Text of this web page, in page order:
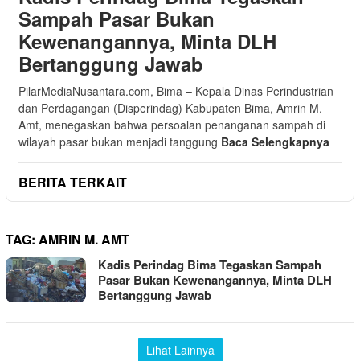
Sampah Pasar Bukan
Kewenangannya, Minta DLH
Bertanggung Jawab
PilarMediaNusantara.com, Bima – Kepala Dinas Perindustrian
dan Perdagangan (Disperindag) Kabupaten Bima, Amrin M.
Amt, menegaskan bahwa persoalan penanganan sampah di
wilayah pasar bukan menjadi tanggung Baca Selengkapnya
BERITA TERKAIT
TAG: AMRIN M. AMT
Kadis Perindag Bima Tegaskan Sampah
Pasar Bukan Kewenangannya, Minta DLH
Bertanggung Jawab
Lihat Lainnya